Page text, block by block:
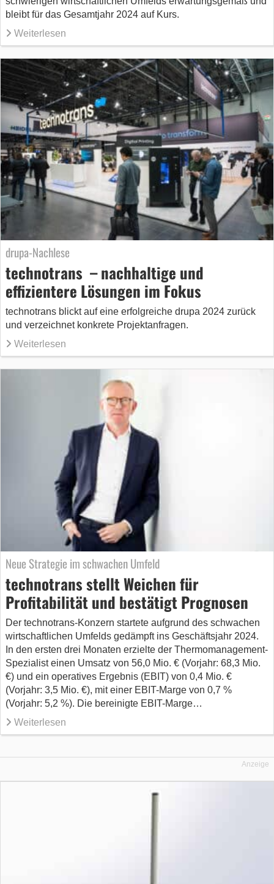
bleibt für das Gesamtjahr 2024 auf Kurs.
Weiterlesen
drupa-Nachlese
technotrans – nachhaltige und
effizientere Lösungen im Fokus
technotrans blickt auf eine erfolgreiche drupa 2024 zurück
und verzeichnet konkrete Projektanfragen.
Weiterlesen
Neue Strategie im schwachen Umfeld
technotrans stellt Weichen für
Profitabilität und bestätigt Prognosen
Der technotrans-Konzern startete aufgrund des schwachen
wirtschaftlichen Umfelds gedämpft ins Geschäftsjahr 2024.
In den ersten drei Monaten erzielte der Thermomanagement-
Spezialist einen Umsatz von 56,0 Mio. € (Vorjahr: 68,3 Mio.
€) und ein operatives Ergebnis (EBIT) von 0,4 Mio. €
(Vorjahr: 3,5 Mio. €), mit einer EBIT-Marge von 0,7 %
(Vorjahr: 5,2 %). Die bereinigte EBIT-Marge…
Weiterlesen
Anzeige